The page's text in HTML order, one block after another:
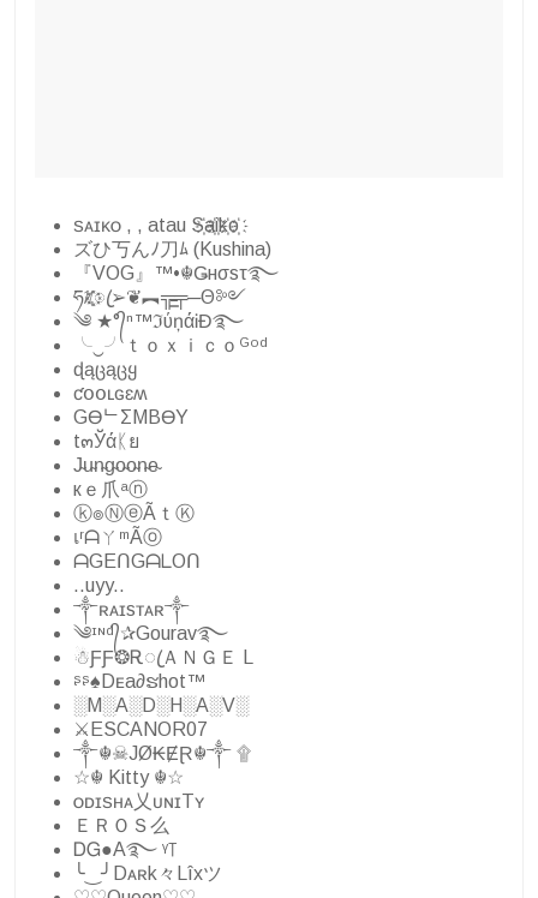
ꜱᴀɪᴋᴏ , , atau S҉a҉i҉k҉o҉
ズひ丂んﾉ刀ﾑ (Kushina)
『VOG』™•☬Ǥнσsτ࿐
ཧᜰ꙰ꦿ➢❦︻╦̵̵͇╤─Θ༻
༄ ★°᭄ⁿ™ℑύņάᎥĐ࿐
╰‿╯ｔｏｘｉｃｏᴳᵒᵈ
ɖąცąცყ
ƈօօʟɢɛʍ
GӨᄂΣMBӨY
t๓Ўάᛕย
J̴u̴n̴g̴o̴o̴n̴e̴
кｅ爪ᵃⓝ
ⓚ๏ⓃⓔÃｔⓀ
เʳᗩㄚᵐÃⓞ
ᗩGEᑎGᗩᒪOᑎ
..uyy..
༒ʀᴀɪsᴛᴀʀ༒
༄ᶦᶰᵈ᭄✰Gourav࿐
☃︎ƑƑ❂ᎡꦿＡＮＧＥ L
ᶳᶳ♠Dᴇa∂ຮhot™
░M░A░D░H░A░V░
⚔ESCANOR07
༒☬☠JØ₭ɆⱤ︎☬༒ ۩
☆☬ Kitty ☬☆
ᴏᴅɪꜱʜᴀ乂ᴜɴɪTʏ
ＥＲＯＳ么
ᎠᏀ●A࿐ ᵞ꓄
╰‿╯Dᴀʀk々Lîxツ